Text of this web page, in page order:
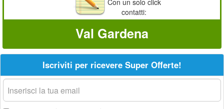
Con un solo click
contatti:
Val Gardena
Iscriviti per ricevere Super Offerte!
La
tua
email